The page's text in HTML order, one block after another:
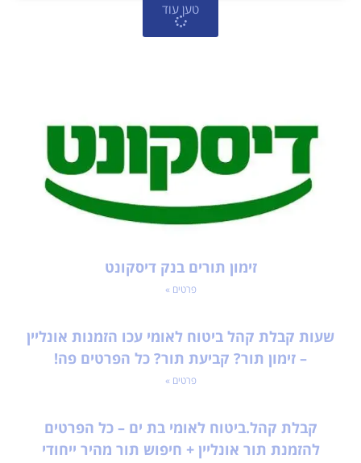
טען עוד
זימון תורים בנק דיסקונט
פרטים »
שעות קבלת קהל ביטוח לאומי עכו הזמנות אונליין
– זימון תור? קביעת תור? כל הפרטים פה!
פרטים »
קבלת קהל.ביטוח לאומי בת ים – כל הפרטים
להזמנת תור אונליין + חיפוש תור מהיר ייחודי